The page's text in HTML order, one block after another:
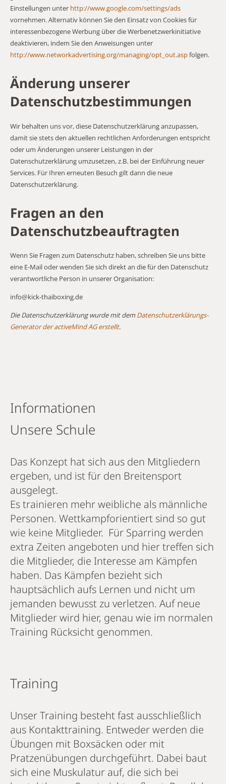
Einstellungen unter http://www.google.com/settings/ads
vornehmen. Alternativ können Sie den Einsatz von Cookies für
interessenbezogene Werbung über die Werbenetzwerkinitiative
deaktivieren, indem Sie den Anweisungen unter
http://www.networkadvertising.org/managing/opt_out.aspfolgen.
Änderung unserer
Datenschutzbestimmungen
Wir behalten uns vor, diese Datenschutzerklärung anzupassen,
damit sie stets den aktuellen rechtlichen Anforderungen entspricht
oder um Änderungen unserer Leistungen in der
Datenschutzerklärung umzusetzen, z.B. bei der Einführung neuer
Services. Für Ihren erneuten Besuch gilt dann die neue
Datenschutzerklärung.
Fragen an den
Datenschutzbeauftragten
Wenn Sie Fragen zum Datenschutz haben, schreiben Sie uns bitte
eine E-Mail oder wenden Sie sich direkt an die für den Datenschutz
verantwortliche Person in unserer Organisation:
info@kick-thaiboxing.de
Die Datenschutzerklärung wurde mit demDatenschutzerklärungs-
Generator der activeMind AG erstellt.
Informationen
Unsere Schule
Das Konzept hat sich aus den Mitgliedern
ergeben, und ist für den Breitensport
ausgelegt.
Es trainieren mehr weibliche als männliche
Personen. Wettkampforientiert sind so gut
wie keine Mitglieder. Für Sparring werden
extra Zeiten angeboten und hier treffen sich
die Mitglieder, die Interesse am Kämpfen
haben. Das Kämpfen bezieht sich
hauptsächlich aufs Lernen und nicht um
jemanden bewusst zu verletzen. Auf neue
Mitglieder wird hier, genau wie im normalen
Training Rücksicht genommen.
Training
Unser Training besteht fast ausschließlich
aus Kontakttraining. Entweder werden die
Übungen mit Boxsäcken oder mit
Pratzenübungen durchgeführt. Dabei baut
sich eine Muskulatur auf, die sich bei